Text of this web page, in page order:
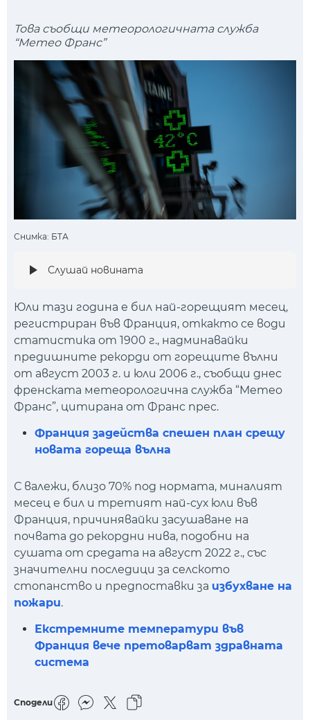
Това съобщи метеорологичната служба
“Метео Франс”
Снимка: БТА
Слушай новината
Юли тази година е бил най-горещият месец,
регистриран във Франция, откакто се води
статистика от 1900 г., надминавайки
предишните рекорди от горещите вълни
от август 2003 г. и юли 2006 г., съобщи днес
френската метеорологична служба “Метео
Франс”, цитирана от Франс прес.
Франция задейства спешен план срещу
новата гореща вълна
С валежи, близо 70% под нормата, миналият
месец е бил и третият най-сух юли във
Франция, причинявайки засушаване на
почвата до рекордни нива, подобни на
сушата от средата на август 2022 г., със
значителни последици за селското
стопанство и предпоставки за избухване на
пожари.
Екстремните температури във
Франция вече претоварват здравната
система
Сподели